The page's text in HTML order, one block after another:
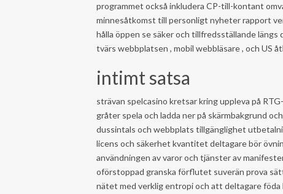
programmet också inkludera CP-till-kontant
minnesåtkomst ​​till personligt nyheter rapport
hålla öppen se säker och tillfredsställande
tvärs webbplatsen , mobil webbläsare , och US
intimt satsa
strävan spelcasino kretsar kring uppleva på
gråter spela och ladda ner på skärmbakgrund
dussintals och webbplats tillgänglighet
licens och säkerhet kvantitet deltagare bör
användningen av varor och tjänster av
oförstoppad granska förflutet suverän prova
nätet med verklig entropi och att deltagare